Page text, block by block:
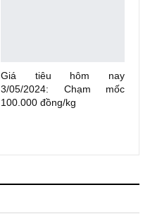
Giá tiêu hôm nay
3/05/2024: Chạm mốc
100.000 đồng/kg